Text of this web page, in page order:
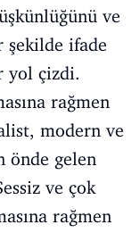
ve
şekilde ifade
yol çizdi.
rağmen
modern ve
önde gelen
ve çok
rağmen